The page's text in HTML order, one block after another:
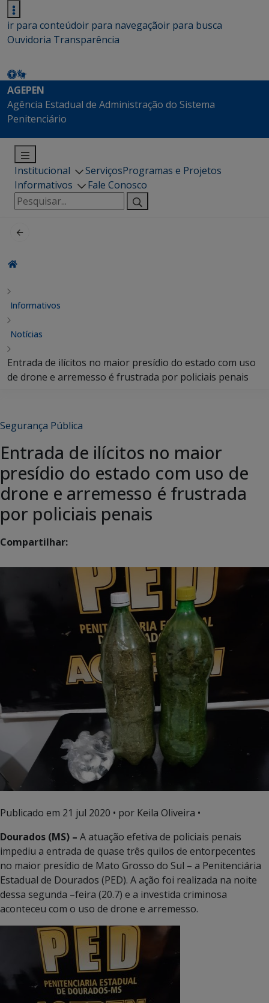
ir para conteúdoir para navegaçãoir para busca
Ouvidoria Transparência
AGEPEN
Agência Estadual de Administração do Sistema
Penitenciário
Institucional ServiçosProgramas e Projetos
Informativos
Fale Conosco
Pesquisar
por:
Informativos
Notícias
Entrada de ilícitos no maior presídio do estado com uso
de drone e arremesso é frustrada por policiais penais
Segurança Pública
Entrada de ilícitos no maior
presídio do estado com uso de
drone e arremesso é frustrada
por policiais penais
Compartilhar:
Publicado em 21 jul 2020 • por Keila Oliveira •
Dourados (MS) – A atuação efetiva de policiais penais
impediu a entrada de quase três quilos de entorpecentes
no maior presídio de Mato Grosso do Sul – a Penitenciária
Estadual de Dourados (PED). A ação foi realizada na noite
dessa segunda –feira (20.7) e a investida criminosa
aconteceu com o uso de drone e arremesso.